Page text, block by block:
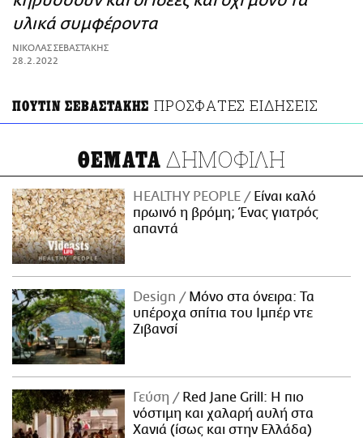
ΑΜΠΑ
PRINT
υλικά συμφέροντα
ΝΙΚΟΛΑΣ ΣΕΒΑΣΤΑΚΗΣ
28.2.2022
ΠΟΥΤΙΝ ΣΕΒΑΣΤΑΚΗΣ ΠΡΟΣΦΑΤΕΣ ΕΙΔΗΣΕΙΣ
ΘΕΜΑΤΑ ΔΗΜΟΦΙΛΗ
HEALTHY PEOPLE
Είναι καλό
πρωινό η βρόμη; Ένας γιατρός
απαντά
Design
Μόνο στα όνειρα: Τα
υπέροχα σπίτια του Ιμπέρ ντε
Ζιβανσί
Γεύση
Red Jane Grill: Η πιο
νόστιμη και χαλαρή αυλή στα
Χανιά (ίσως και στην Ελλάδα)